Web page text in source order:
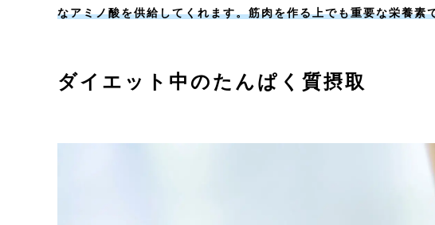
なアミノ酸を供給してくれます。筋肉を作る上でも重要な栄養素
ダイエット中のたんぱく質摂取